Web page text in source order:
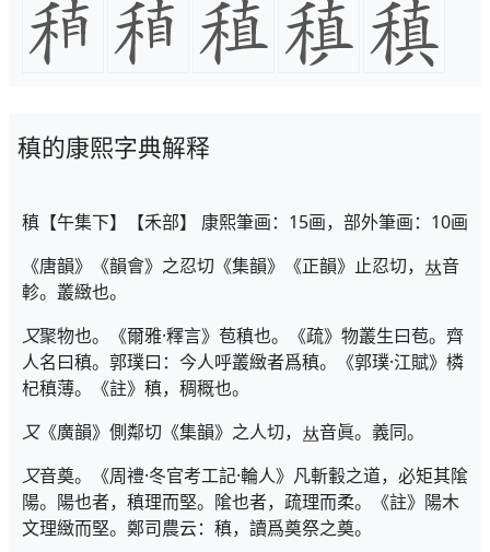
稹的康熙字典解释
稹【午集下】【禾部】 康熙筆画：15画，部外筆画：10画
《唐韻》《韻會》之忍切《集韻》《正韻》止忍切，
音
軫。叢緻也。
又聚物也。《爾雅·釋言》苞稹也。《疏》物叢生曰苞。齊
人名曰稹。郭璞曰：今人呼叢緻者爲稹。《郭璞·江賦》橉
杞稹薄。《註》稹，稠穊也。
又《廣韻》側鄰切《集韻》之人切，
音眞。義同。
又音奠。《周禮·冬官考工記·輪人》凡斬轂之道，必矩其隂
陽。陽也者，稹理而堅。隂也者，疏理而柔。《註》陽木
文理緻而堅。鄭司農云：稹，讀爲奠祭之奠。